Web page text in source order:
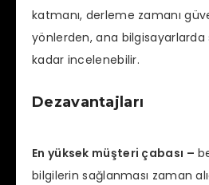
katmanı, derleme zamanı
yönlerden, ana bilgisayarlarda
kadar incelenebilir.
Dezavantajları
En yüksek müşteri çabası –
bilgilerin sağlanması zaman